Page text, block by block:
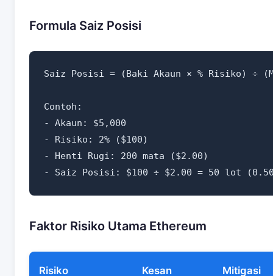
Formula Saiz Posisi
Saiz Posisi = (Baki Akaun × % Risiko) ÷
Contoh:
- Akaun: $5,000
- Risiko: 2% ($100)
- Henti Rugi: 200 mata ($2.00)
Faktor Risiko Utama Ethereum
Risiko Kesan Mitigasi